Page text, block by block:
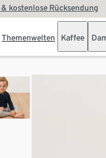
kostenlose Rücksendung
Themenwelten Kaffee